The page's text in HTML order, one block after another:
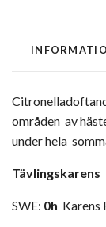
områden av
under hela
Tävlingskarens
SWE: 0h Karens